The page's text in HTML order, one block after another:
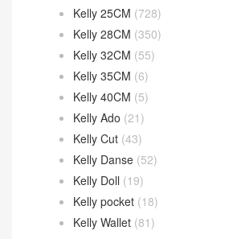
Kelly 25CM (728)
Kelly 28CM (350)
Kelly 32CM (55)
Kelly 35CM (6)
Kelly 40CM (5)
Kelly Ado (21)
Kelly Cut (43)
Kelly Danse (52)
Kelly Doll (19)
Kelly pocket (18)
Kelly Wallet (81)